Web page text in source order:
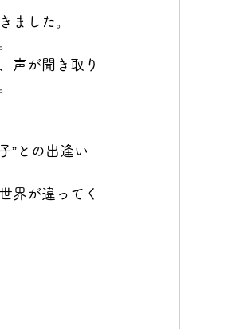
ました。
声が聞き取り
”との出逢い
界が違ってく